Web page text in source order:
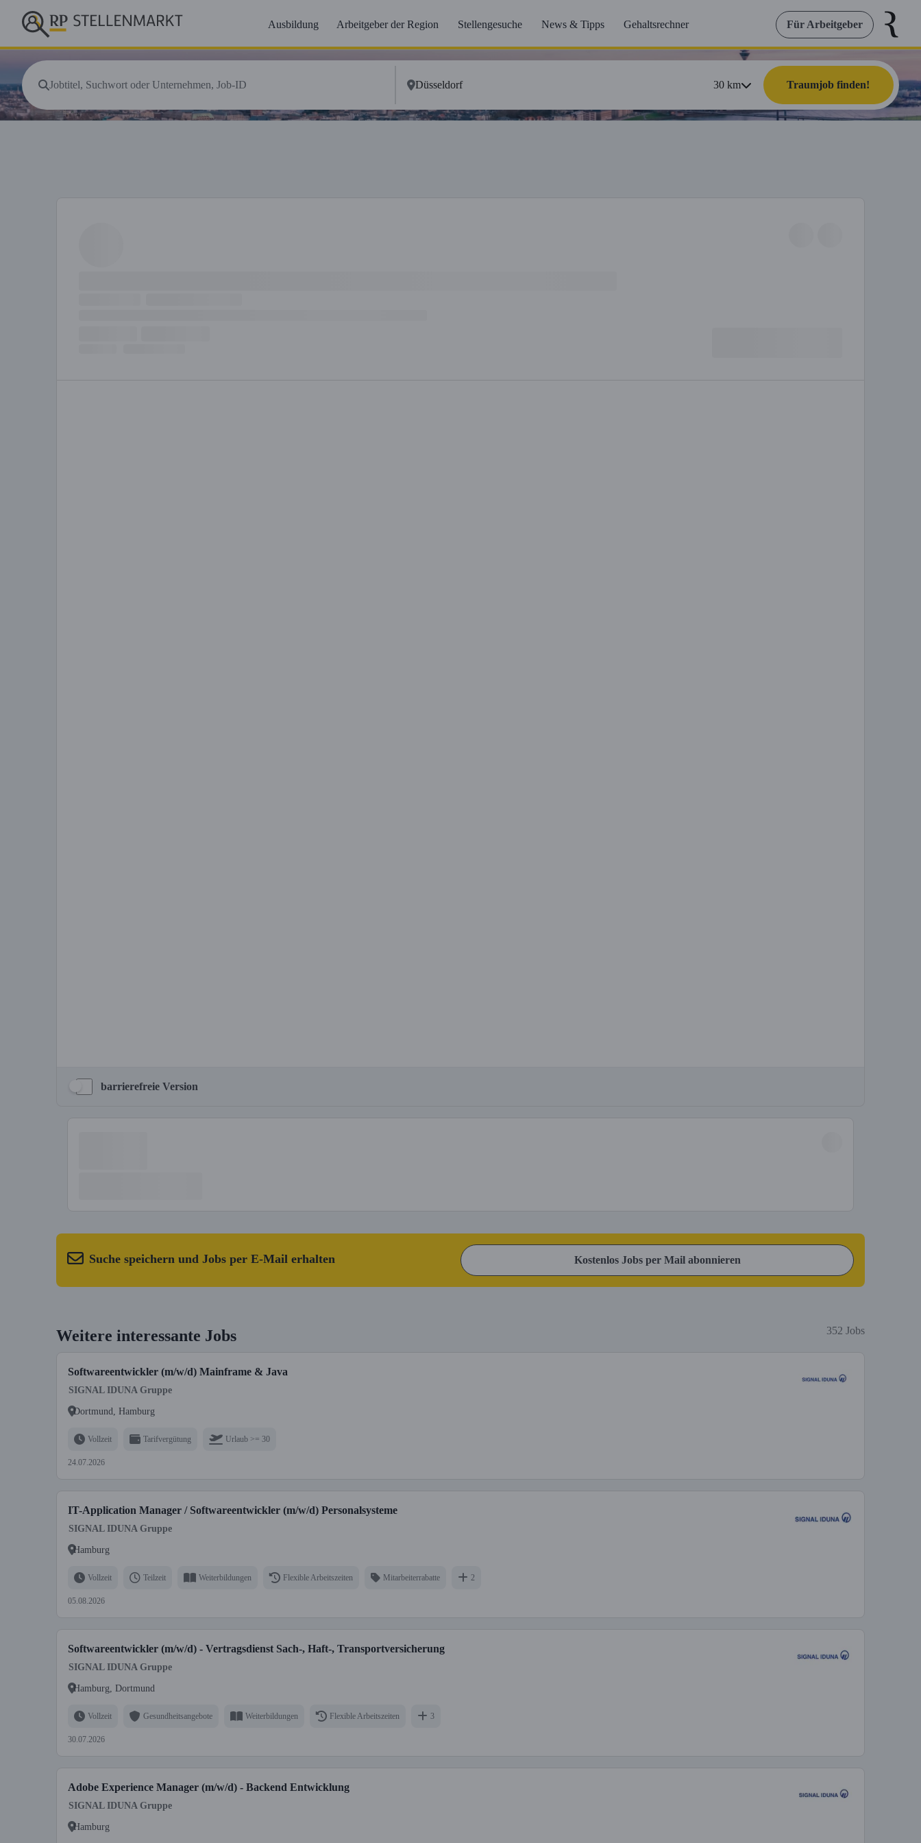
Ausbildung Arbeitgeber der Region Stellengesuche News & Tipps Gehaltsrechner Für Arbeitgeber
30km Traumjob finden!
barrierefreie Version
Suche speichern und Jobs per E-Mail erhalten Kostenlos Jobs per Mail abonnieren
Weitere interessante Jobs 352 Jobs
Softwareentwickler (m/w/d) Mainframe & Java
SIGNAL IDUNA Gruppe
Dortmund, Hamburg
Vollzeit Tarifvergütung Urlaub >= 30
24.07.2026
IT-Application Manager / Softwareentwickler (m/w/d) Personalsysteme
SIGNAL IDUNA Gruppe
Hamburg
Vollzeit Teilzeit Weiterbildungen Flexible Arbeitszeiten Mitarbeiterrabatte 2
05.08.2026
Softwareentwickler (m/w/d) - Vertragsdienst Sach-, Haft-, Transportversicherung
SIGNAL IDUNA Gruppe
Hamburg, Dortmund
Vollzeit Gesundheitsangebote Weiterbildungen Flexible Arbeitszeiten 3
30.07.2026
Adobe Experience Manager (m/w/d) - Backend Entwicklung
SIGNAL IDUNA Gruppe
Hamburg